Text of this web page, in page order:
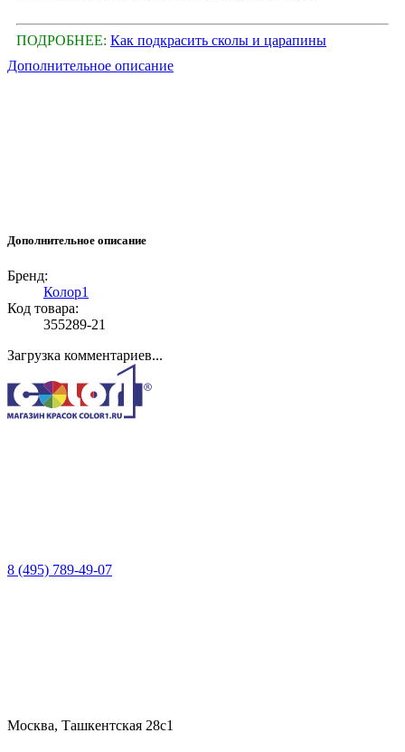
ПОДРОБНЕЕ: Как подкрасить сколы и царапины
Дополнительное описание
Дополнительное описание
Бренд:
Колор1
Код товара:
355289-21
Загрузка комментариев...
8 (495) 789-49-07
Москва, Ташкентская 28с1